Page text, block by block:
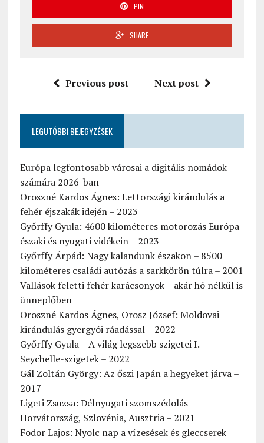
PIN
SHARE
Previous post Next post
LEGUTÓBBI BEJEGYZÉSEK
Európa legfontosabb városai a digitális nomádok
számára 2026-ban
Oroszné Kardos Ágnes: Lettországi kirándulás a
fehér éjszakák idején – 2023
Győrffy Gyula: 4600 kilométeres motorozás Európa
északi és nyugati vidékein – 2023
Győrffy Árpád: Nagy kalandunk északon – 8500
kilométeres családi autózás a sarkkörön túlra – 2001
Vallások feletti fehér karácsonyok – akár hó nélkül is
ünneplőben
Oroszné Kardos Ágnes, Orosz József: Moldovai
kirándulás gyergyói ráadással – 2022
Győrffy Gyula – A világ legszebb szigetei I. –
Seychelle-szigetek – 2022
Gál Zoltán György: Az őszi Japán a hegyeket járva –
2017
Ligeti Zsuzsa: Délnyugati szomszédolás –
Horvátország, Szlovénia, Ausztria – 2021
Fodor Lajos: Nyolc nap a vízesések és gleccserek